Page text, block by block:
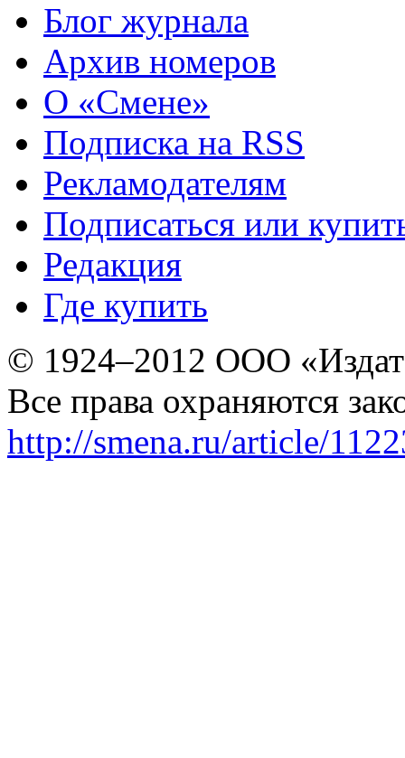
Блог журнала
Архив номеров
О «Смене»
Подписка на RSS
Рекламодателям
Подписаться или
Редакция
Где купить
© 1924–2012 ООО
Все права охраняются
http://smena.ru/article/